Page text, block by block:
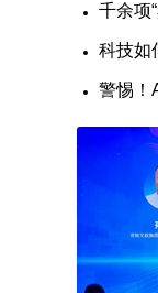
千余项
警惕！